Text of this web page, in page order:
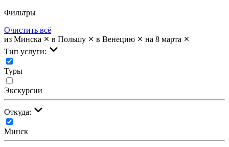
Фильтры
Очистить всё
из Минска
в Польшу в Венецию
на 8 марта
Тип услуги:
Туры
Экскурсии
Откуда:
Минск